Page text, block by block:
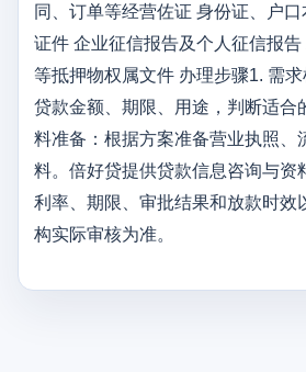
同、订单等经营佐证 身份证、户口
证件 企业征信报告及个人征信报
等抵押物权属文件 办理步骤1. 需
贷款金额、期限、用途，判断适合
料准备：根据方案准备营业执照、
料。倍好贷提供贷款信息咨询与资
利率、期限、审批结果和放款时效
构实际审核为准。